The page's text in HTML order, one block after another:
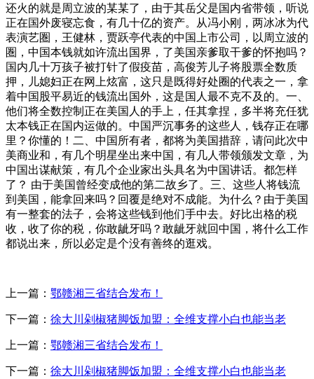
还火的就是周立波的某某了，由于其岳父是国内省带领，听说
正在国外废寝忘食，有几十亿的资产。从冯小刚，两冰冰为代
表演艺圏，王健林，贾跃亭代表的中国上市公司，以周立波的
圏，中国本钱就如许流出国界，了美国亲爹取干爹的怀抱吗？
国内几十万孩子被打针了假疫苗，高俊芳儿子将股票全数质
押，儿媳妇正在网上炫富，这只是既得好处圈的代表之一，拿
着中国股平易近的钱流出国外，这是国人最不克不及的。一、
他们将全数控制正在美国人的手上，任其拿捏，多半将充任犹
太本钱正在国内运做的。中国严沉事务的这些人，钱存正在哪
里？你懂的！二、中国所有者，都将为美国措辞，请问此次中
美商业和，有几个明星坐出来中国，有几人带领颁发文章，为
中国出谋献策，有几个企业家出头具名为中国讲话。都怎样
了？ 由于美国曾经变成他的第二故乡了。三、这些人将钱流
到美国，能拿回来吗？回覆是绝对不成能。为什么？由于美国
有一整套的法子，会将这些钱到他们手中去。好比出格的税
收，收了你的税，你敢龇牙吗？敢龇牙就回中国，将什么工作
都说出来，所以必定是个没有善终的逛戏。
上一篇： 鄂赣湘三省结合发布！
下一篇： 徐大川剁椒猪脚饭加盟：全维支撑小白也能当老
上一篇： 鄂赣湘三省结合发布！
下一篇： 徐大川剁椒猪脚饭加盟：全维支撑小白也能当老